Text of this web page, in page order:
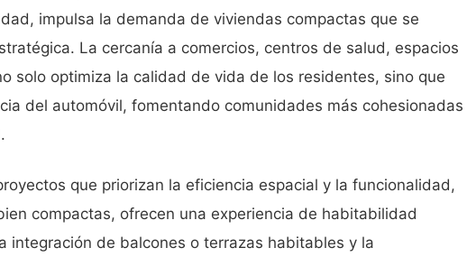
impulsa la demanda de viviendas compactas que se
La cercanía a comercios, centros de salud, espacios
solo optimiza la calidad de vida de los residentes, sino que
del automóvil, fomentando comunidades más cohesionadas
que priorizan la eficiencia espacial y la funcionalidad,
compactas, ofrecen una experiencia de habitabilidad
integración de balcones o terrazas habitables y la